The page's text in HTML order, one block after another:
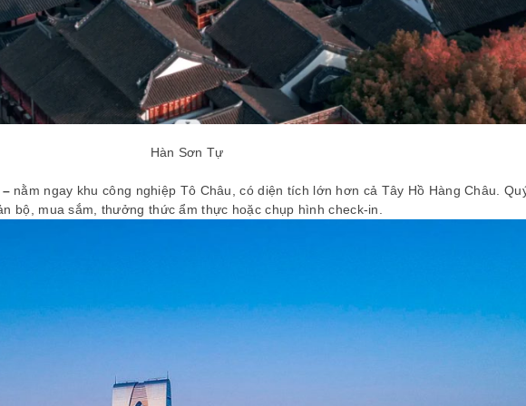
Hàn Sơn Tự
nằm ngay khu công nghiệp Tô Châu, có diện tích lớn hơn cả Tây Hồ Hàng Châu.
bộ, mua sắm, thưởng thức ẩm thực hoặc chụp hình check-in.